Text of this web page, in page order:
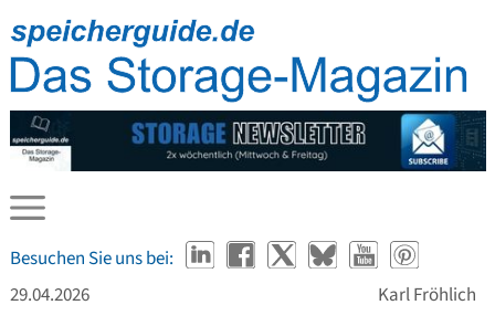
Besuchen Sie uns bei:
29.04.2026
Karl Fröhlich